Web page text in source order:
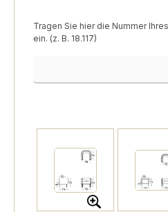
Tragen Sie hier die Nummer
ein. (z. B. 18.117)